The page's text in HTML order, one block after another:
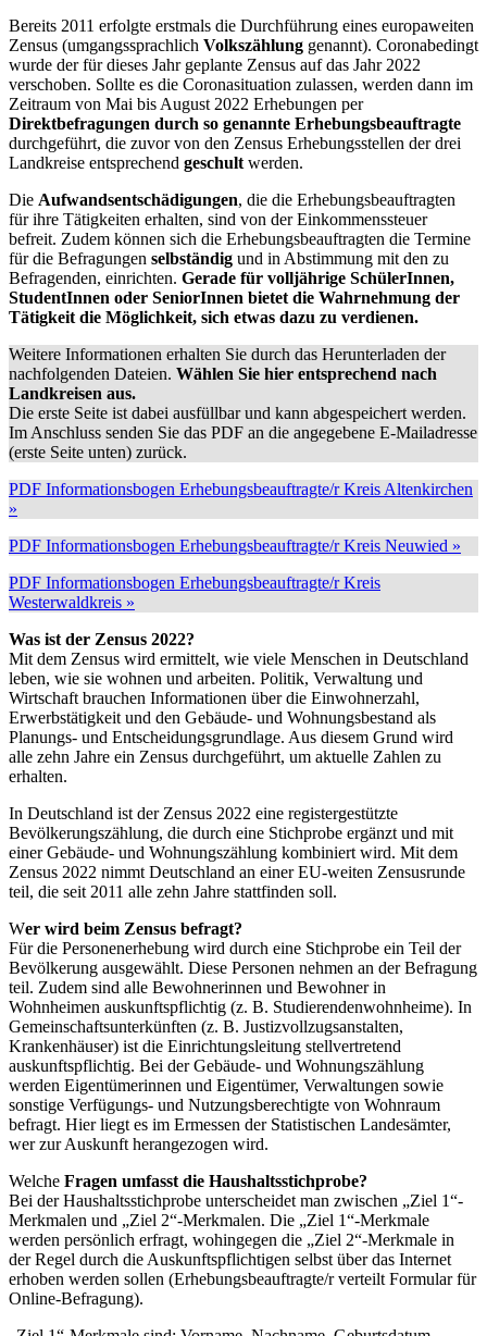
Bereits 2011 erfolgte erstmals die Durchführung eines europaweiten
Zensus (umgangssprachlich Volkszählung genannt). Coronabedingt
wurde der für dieses Jahr geplante Zensus auf das Jahr 2022
verschoben. Sollte es die Coronasituation zulassen, werden dann im
Zeitraum von Mai bis August 2022 Erhebungen per
Direktbefragungen durch so genannte Erhebungsbeauftragte
durchgeführt, die zuvor von den Zensus Erhebungsstellen der drei
Landkreise entsprechend geschultwerden.
Die Aufwandsentschädigungen, die die Erhebungsbeauftragten
für ihre Tätigkeiten erhalten, sind von der Einkommenssteuer
befreit. Zudem können sich die Erhebungsbeauftragten die Termine
für die Befragungen selbständig und in Abstimmung mit den zu
Befragenden, einrichten. Gerade für volljährige SchülerInnen,
StudentInnen oder SeniorInnen bietet die Wahrnehmung der
Tätigkeit die Möglichkeit, sich etwas dazu zu verdienen.
Weitere Informationen erhalten Sie durch das Herunterladen der
nachfolgenden Dateien. Wählen Sie hier entsprechend nach
Landkreisen aus.
Die erste Seite ist dabei ausfüllbar und kann abgespeichert werden.
Im Anschluss senden Sie das PDF an die angegebene E-Mailadresse
(erste Seite unten) zurück.
PDF Informationsbogen Erhebungsbeauftragte/r Kreis Altenkirchen
»
PDF Informationsbogen Erhebungsbeauftragte/r Kreis Neuwied »
PDF Informationsbogen Erhebungsbeauftragte/r Kreis
Westerwaldkreis »
Was ist der Zensus 2022?
Mit dem Zensus wird ermittelt, wie viele Menschen in Deutschland
leben, wie sie wohnen und arbeiten. Politik, Verwaltung und
Wirtschaft brauchen Informationen über die Einwohnerzahl,
Erwerbstätigkeit und den Gebäude- und Wohnungsbestand als
Planungs- und Entscheidungsgrundlage. Aus diesem Grund wird
alle zehn Jahre ein Zensus durchgeführt, um aktuelle Zahlen zu
erhalten.
In Deutschland ist der Zensus 2022 eine registergestützte
Bevölkerungszählung, die durch eine Stichprobe ergänzt und mit
einer Gebäude- und Wohnungszählung kombiniert wird. Mit dem
Zensus 2022 nimmt Deutschland an einer EU-weiten Zensusrunde
teil, die seit 2011 alle zehn Jahre stattfinden soll.
Wer wird beim Zensus befragt?
Für die Personenerhebung wird durch eine Stichprobe ein Teil der
Bevölkerung ausgewählt. Diese Personen nehmen an der Befragung
teil. Zudem sind alle Bewohnerinnen und Bewohner in
Wohnheimen auskunftspflichtig (z. B. Studierendenwohnheime). In
Gemeinschaftsunterkünften (z. B. Justizvollzugsanstalten,
Krankenhäuser) ist die Einrichtungsleitung stellvertretend
auskunftspflichtig. Bei der Gebäude- und Wohnungszählung
werden Eigentümerinnen und Eigentümer, Verwaltungen sowie
sonstige Verfügungs- und Nutzungsberechtigte von Wohnraum
befragt. Hier liegt es im Ermessen der Statistischen Landesämter,
wer zur Auskunft herangezogen wird.
Welche Fragen umfasst die Haushaltsstichprobe?
Bei der Haushaltsstichprobe unterscheidet man zwischen „Ziel 1“-
Merkmalen und „Ziel 2“-Merkmalen. Die „Ziel 1“-Merkmale
werden persönlich erfragt, wohingegen die „Ziel 2“-Merkmale in
der Regel durch die Auskunftspflichtigen selbst über das Internet
erhoben werden sollen (Erhebungsbeauftragte/r verteilt Formular für
Online-Befragung).